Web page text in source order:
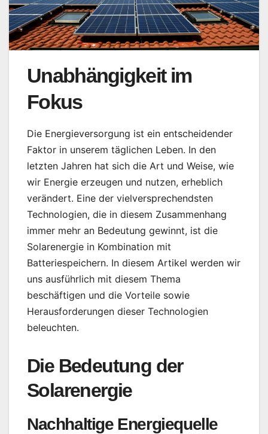
Unabhängigkeit im
Fokus
Die Energieversorgung ist ein entscheidender
Faktor in unserem täglichen Leben. In den
letzten Jahren hat sich die Art und Weise, wie
wir Energie erzeugen und nutzen, erheblich
verändert. Eine der vielversprechendsten
Technologien, die in diesem Zusammenhang
immer mehr an Bedeutung gewinnt, ist die
Solarenergie in Kombination mit
Batteriespeichern. In diesem Artikel werden wir
uns ausführlich mit diesem Thema
beschäftigen und die Vorteile sowie
Herausforderungen dieser Technologien
beleuchten.
Die Bedeutung der
Solarenergie
Nachhaltige Energiequelle